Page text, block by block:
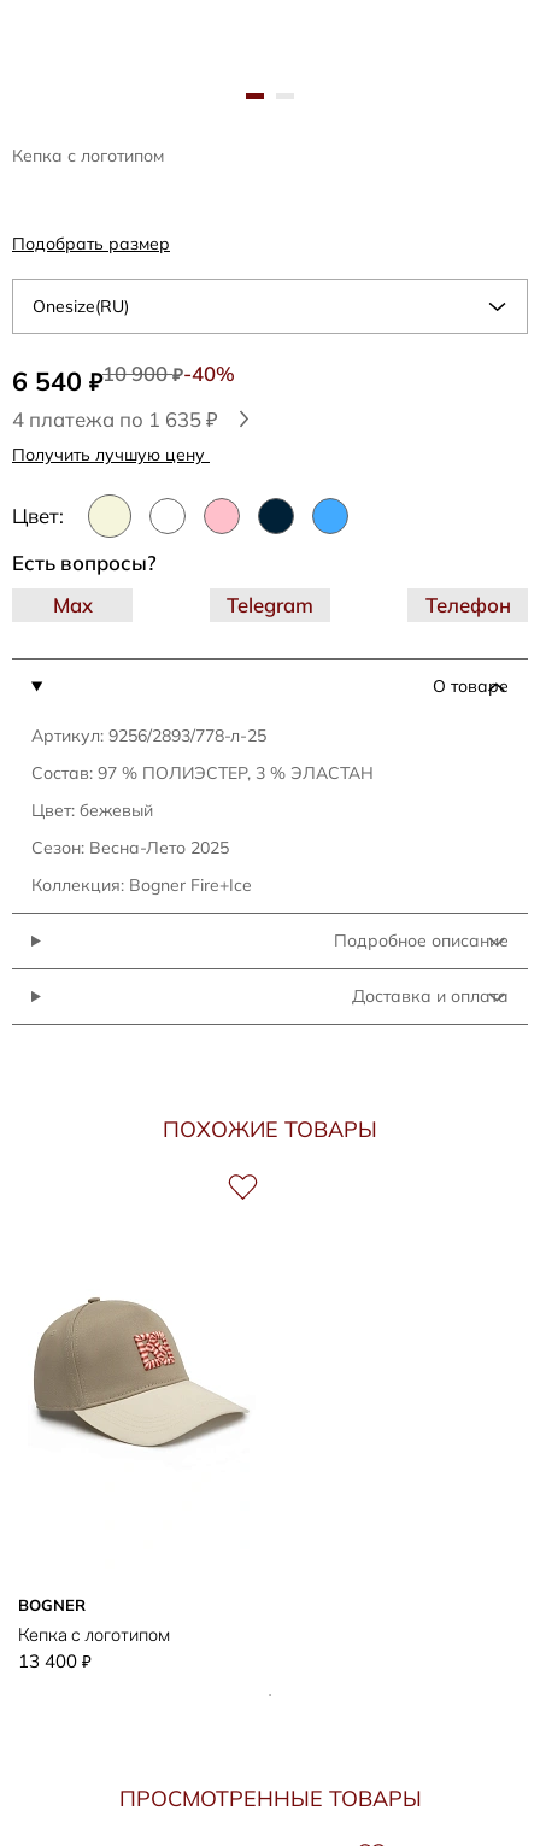
Кепка с логотипом
6 540 ₽10 900₽-40%
4 платежа по 1 635 ₽
Получить лучшую цену
Цвет:
Onesize(RU)
Подобрать размер
О товаре
Артикул: 9256/2893/778-л-25
Состав: 97 % ПОЛИЭСТЕР, 3 % ЭЛАСТАН
Цвет: бежевый
Сезон: Весна-Лето 2025
Коллекция: Bogner Fire+Ice
Подробное описание
Доставка и оплата
Есть вопросы?
Telegram
Max Телефон
ПОХОЖИЕ ТОВАРЫ
BOGNER
Кепка с логотипом
13 400 ₽
ПРОСМОТРЕННЫЕ ТОВАРЫ